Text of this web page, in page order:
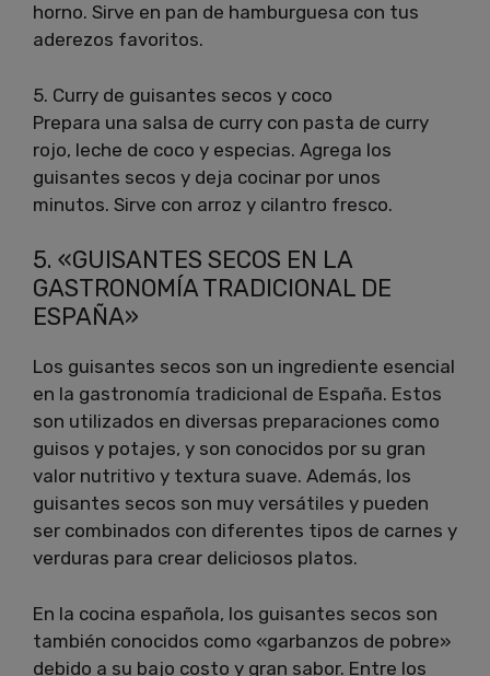
horno. Sirve en pan de hamburguesa con tus
aderezos favoritos.
5. Curry de guisantes secos y coco
Prepara una salsa de curry con pasta de curry
rojo, leche de coco y especias. Agrega los
guisantes secos y deja cocinar por unos
minutos. Sirve con arroz y cilantro fresco.
5. «GUISANTES SECOS EN LA
GASTRONOMÍA TRADICIONAL DE
ESPAÑA»
Los guisantes secos son un ingrediente esencial
en la gastronomía tradicional de España. Estos
son utilizados en diversas preparaciones como
guisos y potajes, y son conocidos por su gran
valor nutritivo y textura suave. Además, los
guisantes secos son muy versátiles y pueden
ser combinados con diferentes tipos de carnes y
verduras para crear deliciosos platos.
En la cocina española, los guisantes secos son
también conocidos como «garbanzos de pobre»
debido a su bajo costo y gran sabor. Entre los